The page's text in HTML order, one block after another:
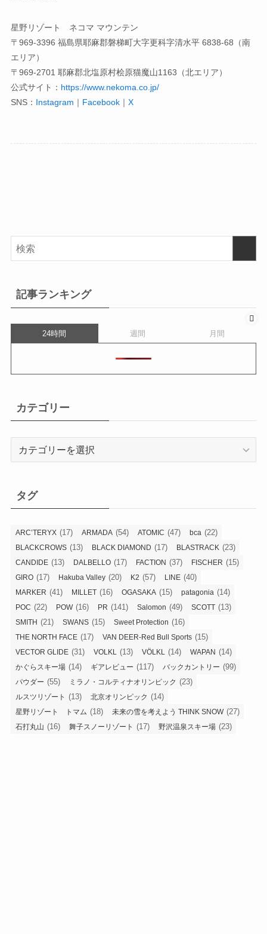
星野リゾート ネコマ マウンテン
〒969-3396 福島県耶麻郡磐梯町大字更科字清水平 6838-68（南
エリア）
〒969-2701 耶麻郡北塩原村桧原猫魔山1163（北エリア）
公式サイト： https://www.nekoma.co.jp/
SNS： Instagram ｜ Facebook｜ X
記事ランキング
24時間 週間 月間
カテゴリー
ー
タグ
ARC’TERYX (17) ARMADA (54) ATOMIC (47) bca (22)
BLACKCROWS (13) BLACK DIAMOND (17) BLASTRACK (23)
CANDIDE (13) DALBELLO (17) FACTION (37) FISCHER (15)
GIRO (17) Hakuba Valley (20) K2 (57) LINE (40)
MARKER (41) MILLET (16) OGASAKA (15) patagonia (14)
POC (22) POW(16) PR (141) Salomon (49) SCOTT (13)
SMITH (21) SWANS (15) Sweet Protection (16)
THE NORTH FACE (17) VAN DEER-Red Bull Sports (15)
VECTOR GLIDE (31) VOLKL (13) VÖLKL (14) WAPAN (14)
かぐらスキー場 (14) ギアレビュー (117) バックカントリー (99)
パウダー (55) ミラノ・コルティナオリンピック (23)
ルスツリゾート (13) 北京オリンピック (14)
星野リゾート トマム (18) 未来の雪を考えよう THINK SNOW(27)
石打丸山 (16) 舞子スノーリゾート (17) 野沢温泉スキー場 (23)